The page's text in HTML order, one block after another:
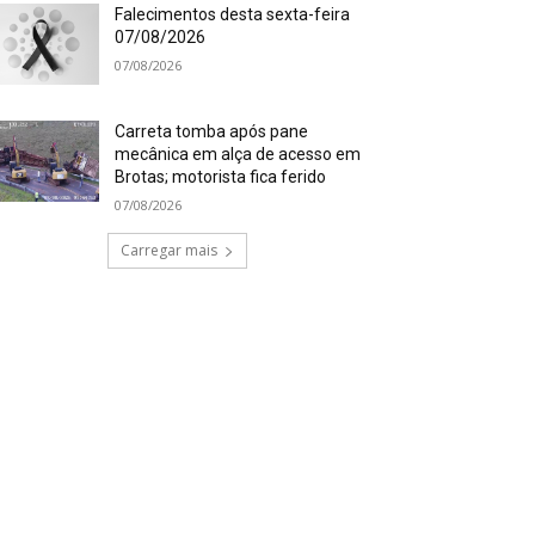
Falecimentos desta sexta-feira
07/08/2026
07/08/2026
Carreta tomba após pane
mecânica em alça de acesso em
Brotas; motorista fica ferido
07/08/2026
Carregar mais